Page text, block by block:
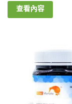
查看內容